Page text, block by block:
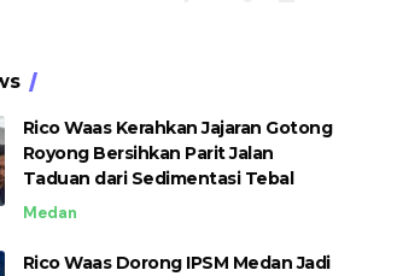
Rico Waas Kerahkan Jajaran Gotong
Royong Bersihkan Parit Jalan
Taduan dari Sedimentasi Tebal
Medan
Rico Waas Dorong IPSM Medan Jadi